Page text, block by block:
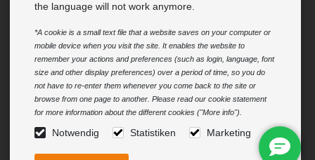
the language will not work anymore.
*A cookie is a small text file that a website saves on your computer or
mobile device when you visit the site. It enables the website to
remember your actions and preferences (such as login, language, font
size and other display preferences) over a period of time, so you do
not have to re-enter them whenever you come back to the site or
browse from one page to another. Please read our cookie statement
for more information about the different cookies ("More info").
Notwendig Statistiken Marketing
Finden Sie unsere Händler
Newsletter
Abonnieren Sie unsere Mailing-Liste
Folge uns